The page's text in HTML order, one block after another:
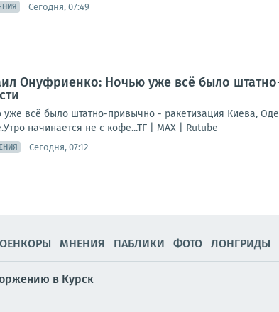
Сегодня, 07:49
Онуфриенко: Ночью уже всё было
всё было штатно-привычно - ракетизация Киева,
начинается не с кофе...ТГ | МАХ | Rutube
Сегодня, 07:12
МНЕНИЯ ПАБЛИКИ ФОТО ЛОНГРИДЫ
в Курск